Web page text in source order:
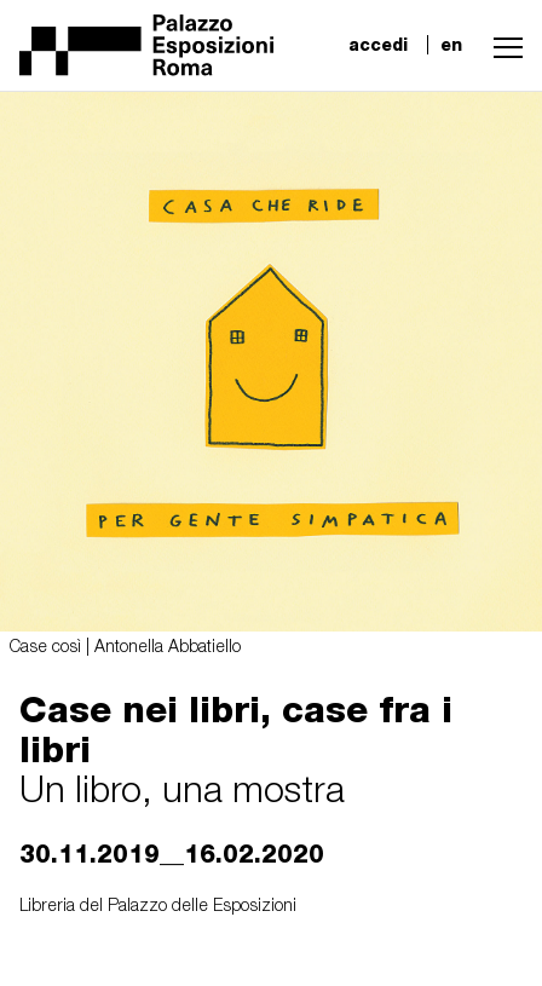
accedi en
Case così | Antonella Abbatiello
Case nei libri, case fra i
libri
Un libro, una mostra
30.11.2019__16.02.2020
Libreria del Palazzo delle Esposizioni